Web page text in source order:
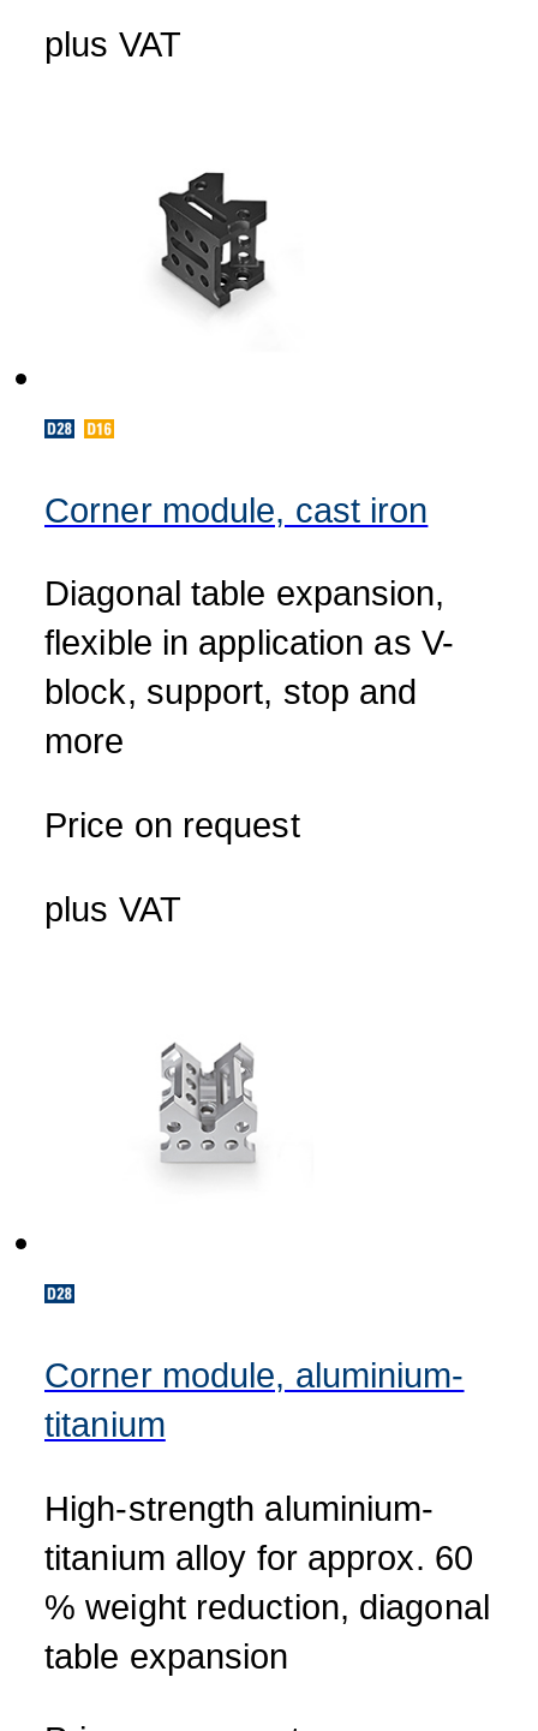
plus VAT
Corner module, cast iron
Diagonal table expansion,
flexible in application as V-
block, support, stop and
more
Price on request
plus VAT
Corner module, aluminium-
titanium
High-strength aluminium-
titanium alloy for approx. 60
% weight reduction, diagonal
table expansion